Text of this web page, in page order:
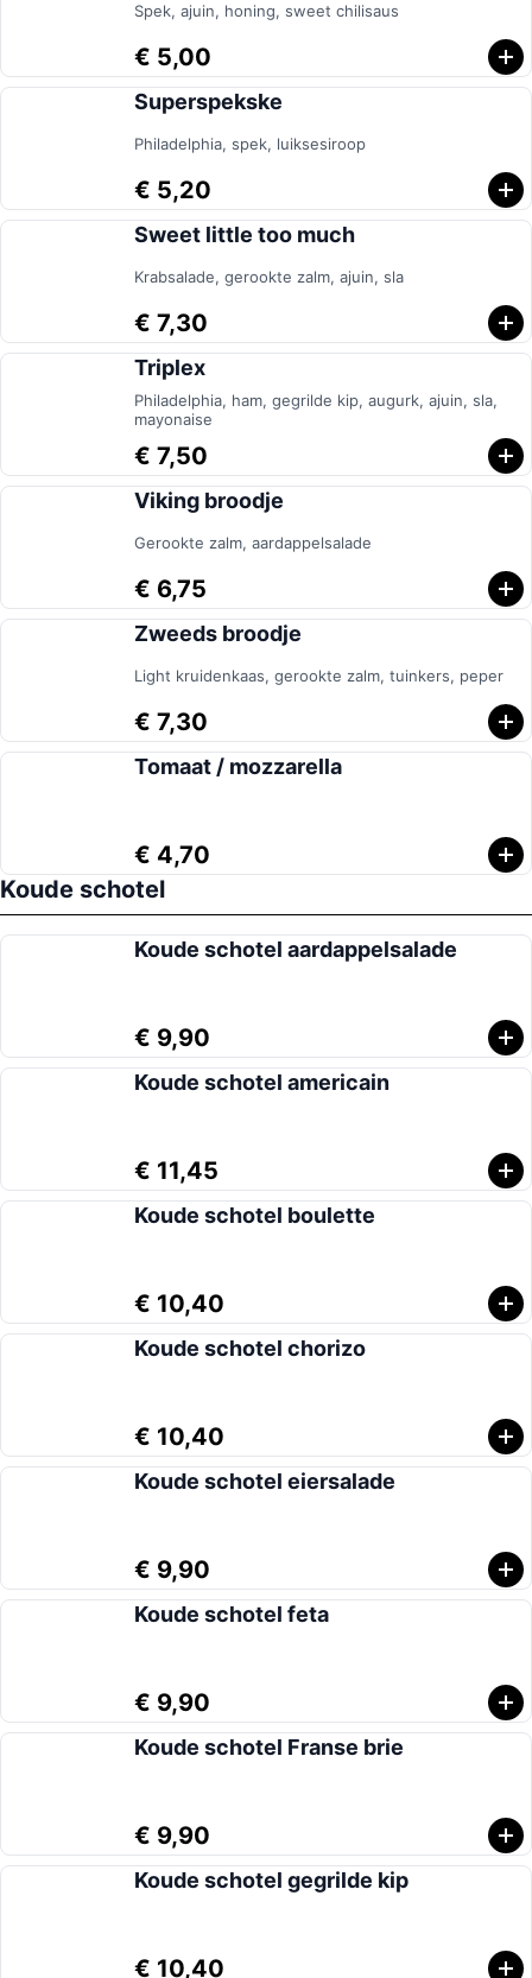
Spek, ajuin, honing, sweet chilisaus
€ 5,00
Superspekske
Philadelphia, spek, luiksesiroop
€ 5,20
Sweet little too much
Krabsalade, gerookte zalm, ajuin, sla
€ 7,30
Triplex
Philadelphia, ham, gegrilde kip, augurk, ajuin, sla,
mayonaise
€ 7,50
Viking broodje
Gerookte zalm, aardappelsalade
€ 6,75
Zweeds broodje
Light kruidenkaas, gerookte zalm, tuinkers, peper
€ 7,30
Tomaat / mozzarella
€ 4,70
Koude schotel
Koude schotel aardappelsalade
€ 9,90
Koude schotel americain
€ 11,45
Koude schotel boulette
€ 10,40
Koude schotel chorizo
€ 10,40
Koude schotel eiersalade
€ 9,90
Koude schotel feta
€ 9,90
Koude schotel Franse brie
€ 9,90
Koude schotel gegrilde kip
€ 10,40